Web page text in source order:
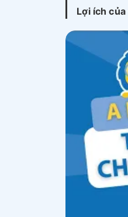
Lợi ích